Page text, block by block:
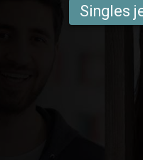
Singles